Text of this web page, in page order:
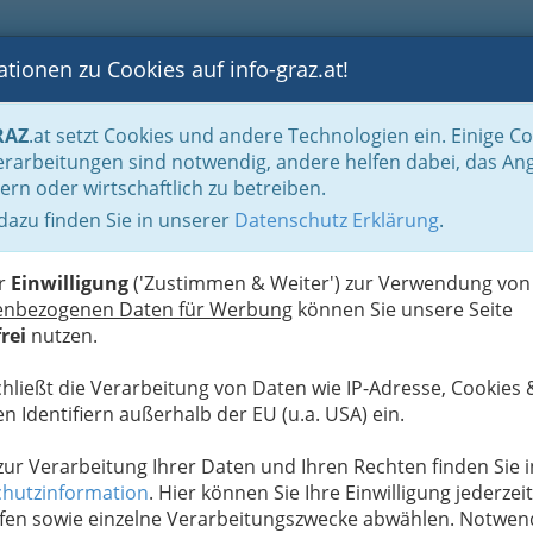
BLOGS FOTOS GASTRONOMIE BRANCHEN
zu Cookies auf info-graz.at!
.at setzt Cookies und andere Technologien ein. Einige
sind notwendig, andere helfen dabei, das
oder wirtschaftlich zu betreiben.
finden Sie in unserer Datenschutz Erklärung.
Einwilligung('Zustimmen & Weiter') zur Verwendung von
Daten für Werbung können Sie unsere Seite
nutzen.
die Verarbeitung von Daten wie IP-Adresse, Cookies
Identifiern außerhalb der EU (u.a. USA) ein.
Verarbeitung Ihrer Daten und Ihren Rechten finden Sie
. Hier können Sie Ihre Einwilligung jederzeit
sowie einzelne Verarbeitungszwecke abwählen.
und Vergnügungsbetriebe